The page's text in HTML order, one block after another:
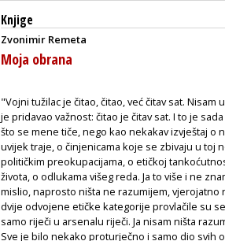
Knjige
Zvonimir Remeta
Moja obrana
"Vojni tužilac je čitao, čitao, već čitav sat.
je pridavao važnost: čitao je čitav sat. I to je
što se mene tiče, nego kao nekakav izvještaj o
uvijek traje, o činjenicama koje se zbivaju u toj
političkim preokupacijama, o etičkoj
života, o odlukama višeg reda. Ja to više i ne
mislio, naprosto ništa ne razumijem, vjerojatno
dvije odvojene etičke kategorije provlačile su
samo riječi u arsenalu riječi. Ja nisam ništa
Sve je bilo nekako proturječno i samo dio